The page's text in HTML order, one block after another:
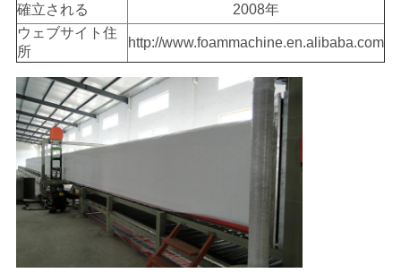
確立される
2008年
ウェブサイト住
所
http://www.foammachine.en.alibaba.com